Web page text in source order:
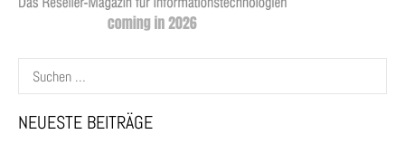
Suchen
nach:
NEUESTE BEITRÄGE